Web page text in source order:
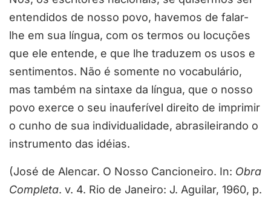
entendidos de nosso povo, havemos de falar-
lhe em sua língua, com os termos ou locuções
que ele entende, e que lhe traduzem os usos e
sentimentos. Não é somente no vocabulário,
mas também na sintaxe da língua, que o nosso
povo exerce o seu inauferível direito de imprimir
o cunho de sua individualidade, abrasileirando o
instrumento das idéias.
(José de Alencar. O Nosso Cancioneiro. In: Obra
Completa. v. 4. Rio de Janeiro: J. Aguilar, 1960, p.